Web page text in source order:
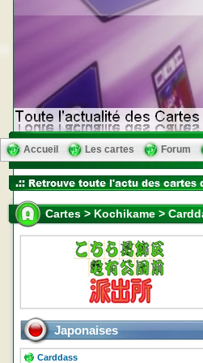
Accueil Les cartes Forum
Cartes > Kochikame >
Japonaises
Carddass